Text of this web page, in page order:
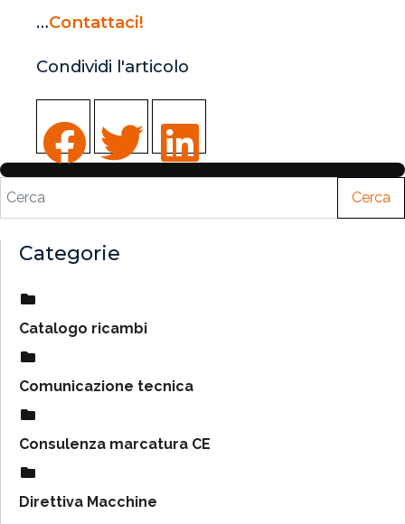
…Contattaci!
Condividi l'articolo
Cerca
Categorie
Catalogo ricambi
Comunicazione tecnica
Consulenza marcatura CE
Direttiva Macchine